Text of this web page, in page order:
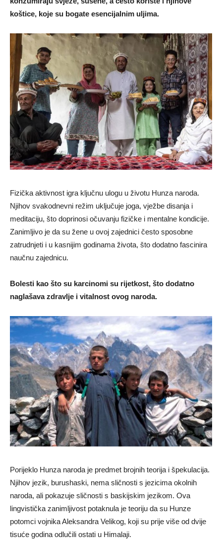
koštice, koje su bogate esencijalnim uljima.
Fizička aktivnost igra ključnu ulogu u životu Hunza naroda.
Njihov svakodnevni režim uključuje joga, vježbe disanja i
meditaciju, što doprinosi očuvanju fizičke i mentalne kondicije.
Zanimljivo je da su žene u ovoj zajednici često sposobne
zatrudnjeti i u kasnijim godinama života, što dodatno fascinira
naučnu zajednicu.
Bolesti kao što su karcinomi su rijetkost, što dodatno
naglašava zdravlje i vitalnost ovog naroda.
Porijeklo Hunza naroda je predmet brojnih teorija i špekulacija.
Njihov jezik, burushaski, nema sličnosti s jezicima okolnih
naroda, ali pokazuje sličnosti s baskijskim jezikom. Ova
lingvistička zanimljivost potaknula je teoriju da su Hunze
potomci vojnika Aleksandra Velikog, koji su prije više od dvije
tisuće godina odlučili ostati u Himalaji.